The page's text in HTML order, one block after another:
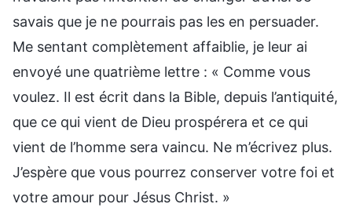
savais que je ne pourrais pas les en persuader.
Me sentant complètement affaiblie, je leur ai
envoyé une quatrième lettre : « Comme vous
voulez. Il est écrit dans la Bible, depuis l’antiquité,
que ce qui vient de Dieu prospérera et ce qui
vient de l’homme sera vaincu. Ne m’écrivez plus.
J’espère que vous pourrez conserver votre foi et
votre amour pour Jésus Christ. »